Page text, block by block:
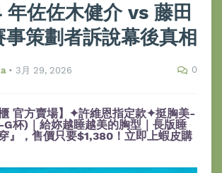
佐佐木健介 vs 藤田
事策劃者訴說幕後真相
• 3月 29, 2026 0
櫃 官方賣場】✦許維恩指定款✦挺胸美-
杯)｜給妳越睡越美的胸型｜長版睡
』，售價只要$1,380！立即上蝦皮購